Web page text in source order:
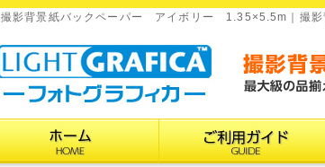
撮影背景紙バックペーパー アイボリー 1.35×5.5m｜撮影